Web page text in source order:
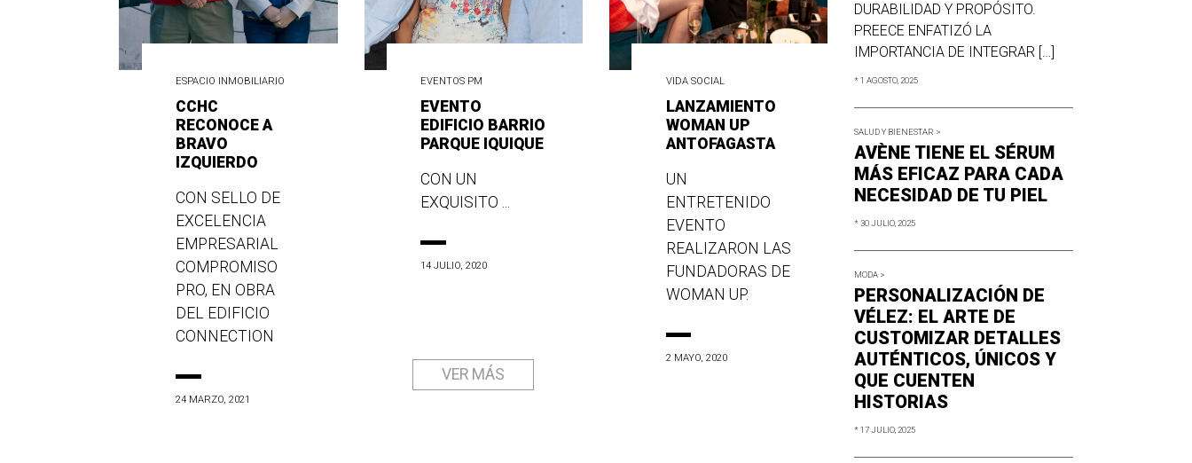
ESPACIO INMOBILIARIO
CCHC
RECONOCE A
BRAVO
IZQUIERDO
CON SELLO DE
EXCELENCIA
EMPRESARIAL
COMPROMISO
PRO, EN OBRA
DEL EDIFICIO
CONNECTION
24 MARZO, 2021
EVENTOS PM
EVENTO
EDIFICIO BARRIO
PARQUE IQUIQUE
CON UN
EXQUISITO ...
14 JULIO, 2020
VIDA SOCIAL
LANZAMIENTO
WOMAN UP
ANTOFAGASTA
UN
ENTRETENIDO
EVENTO
REALIZARON LAS
FUNDADORAS DE
WOMAN UP.
2 MAYO, 2020
VER MÁS
DURABILIDAD Y PROPÓSITO.
PREECE ENFATIZÓ LA
IMPORTANCIA DE INTEGRAR […]
* 1 AGOSTO, 2025
SALUD Y BIENESTAR >
AVÈNE TIENE EL SÉRUM
MÁS EFICAZ PARA CADA
NECESIDAD DE TU PIEL
* 30 JULIO, 2025
MODA >
PERSONALIZACIÓN DE
VÉLEZ: EL ARTE DE
CUSTOMIZAR DETALLES
AUTÉNTICOS, ÚNICOS Y
QUE CUENTEN
HISTORIAS
* 17 JULIO, 2025